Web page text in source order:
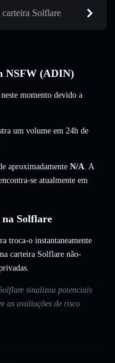
Solflare
NSFW (ADIN)
momento devido a
um volume em 24h de
aproximadamente N/A. A
se atualmente em
Solflare
troca-o instantaneamente
carteira Solflare não-
sinalizou potenciais
as avaliações de risco